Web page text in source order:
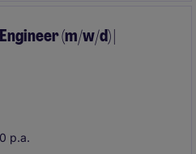
werden.(m/w/d) |
p.a.